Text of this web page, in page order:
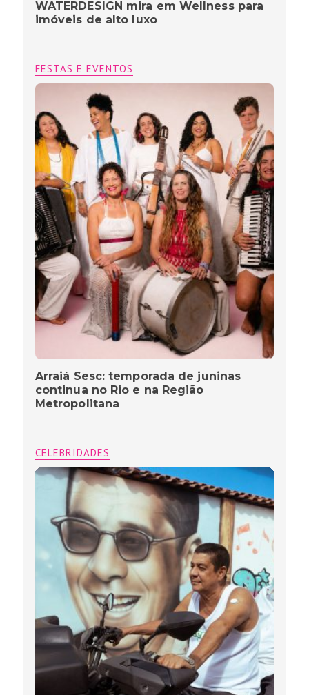
WATERDESIGN mira em Wellness para
imóveis de alto luxo
FESTAS E EVENTOS
Arraiá Sesc: temporada de juninas
continua no Rio e na Região
Metropolitana
CELEBRIDADES